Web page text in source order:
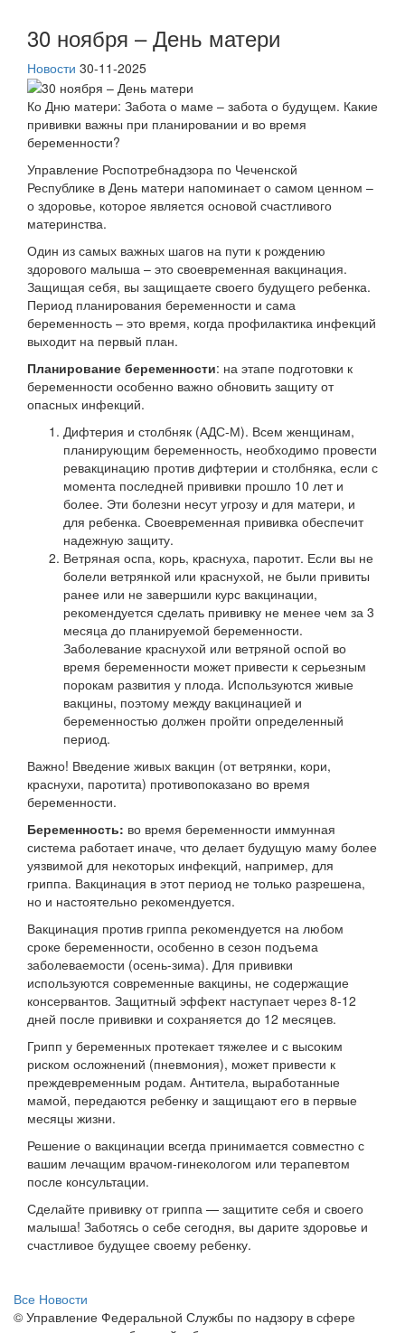
30 ноября – День матери
Новости 30-11-2025
Ко Дню матери: Забота о маме – забота о будущем. Какие
прививки важны при планировании и во время
беременности?
Управление Роспотребнадзора по Чеченской
Республике в День матери напоминает о самом ценном –
о здоровье, которое является основой счастливого
материнства.
Один из самых важных шагов на пути к рождению
здорового малыша – это своевременная вакцинация.
Защищая себя, вы защищаете своего будущего ребенка.
Период планирования беременности и сама
беременность – это время, когда профилактика инфекций
выходит на первый план.
Планирование беременности: на этапе подготовки к
беременности особенно важно обновить защиту от
опасных инфекций.
Дифтерия и столбняк (АДС-М). Всем женщинам,
планирующим беременность, необходимо провести
ревакцинацию против дифтерии и столбняка, если с
момента последней прививки прошло 10 лет и
более. Эти болезни несут угрозу и для матери, и
для ребенка. Своевременная прививка обеспечит
надежную защиту.
Ветряная оспа, корь, краснуха, паротит. Если вы не
болели ветрянкой или краснухой, не были привиты
ранее или не завершили курс вакцинации,
рекомендуется сделать прививку не менее чем за 3
месяца до планируемой беременности.
Заболевание краснухой или ветряной оспой во
время беременности может привести к серьезным
порокам развития у плода. Используются живые
вакцины, поэтому между вакцинацией и
беременностью должен пройти определенный
период.
Важно! Введение живых вакцин (от ветрянки, кори,
краснухи, паротита) противопоказано во время
беременности.
Беременность: во время беременности иммунная
система работает иначе, что делает будущую маму более
уязвимой для некоторых инфекций, например, для
гриппа. Вакцинация в этот период не только разрешена,
но и настоятельно рекомендуется.
Вакцинация против гриппа рекомендуется на любом
сроке беременности, особенно в сезон подъема
заболеваемости (осень-зима). Для прививки
используются современные вакцины, не содержащие
консервантов. Защитный эффект наступает через 8-12
дней после прививки и сохраняется до 12 месяцев.
Грипп у беременных протекает тяжелее и с высоким
риском осложнений (пневмония), может привести к
преждевременным родам. Антитела, выработанные
мамой, передаются ребенку и защищают его в первые
месяцы жизни.
Решение о вакцинации всегда принимается совместно с
вашим лечащим врачом-гинекологом или терапевтом
после консультации.
Сделайте прививку от гриппа — защитите себя и своего
малыша! Заботясь о себе сегодня, вы дарите здоровье и
счастливое будущее своему ребенку.
Все Новости
© Управление Федеральной Службы по надзору в сфере